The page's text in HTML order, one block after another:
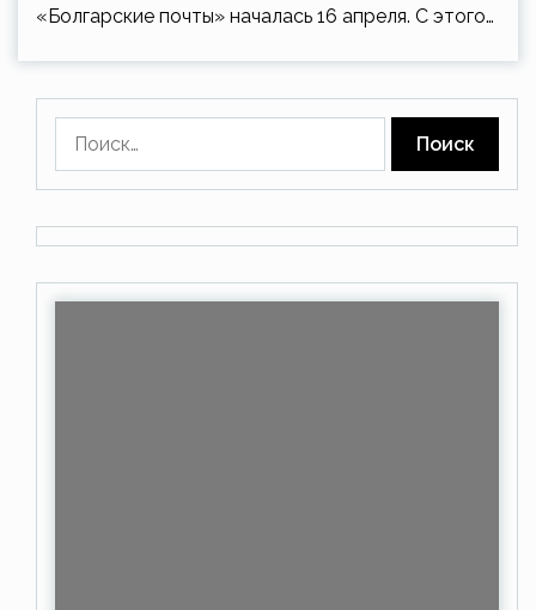
«Болгарские почты» началась 16 апреля. С этого…